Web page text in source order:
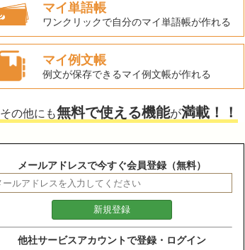
マイ単語帳
ワンクリックで自分のマイ単語帳が作れる
マイ例文帳
例文が保存できるマイ例文帳が作れる
その他にも無料で使える機能が満載！！
メールアドレスで今すぐ会員登録（無料）
他社サービスアカウントで登録・ログイン